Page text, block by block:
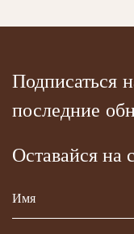
Подписаться
последние
Оставайся на